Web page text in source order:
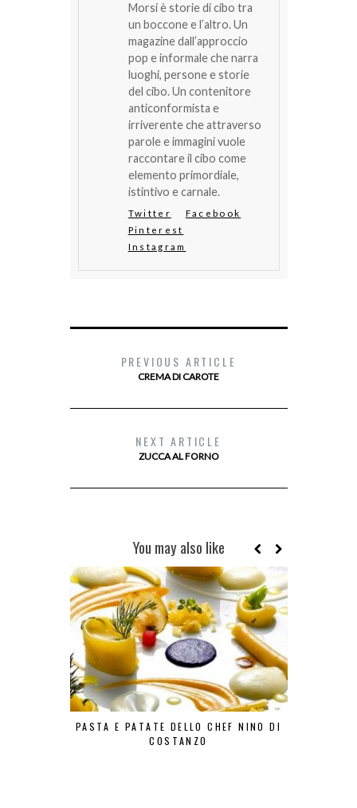
Morsi è storie di cibo tra
un boccone e l’altro. Un
magazine dall’approccio
pop e informale che narra
luoghi, persone e storie
del cibo. Un contenitore
anticonformista e
irriverente che attraverso
parole e immagini vuole
raccontare il cibo come
elemento primordiale,
istintivo e carnale.
Twitter
Facebook
Pinterest
Instagram
PREVIOUS ARTICLE
CREMA DI CAROTE
NEXT ARTICLE
ZUCCA AL FORNO
You may also like
PASTA E PATATE DELLO CHEF NINO DI
COSTANZO